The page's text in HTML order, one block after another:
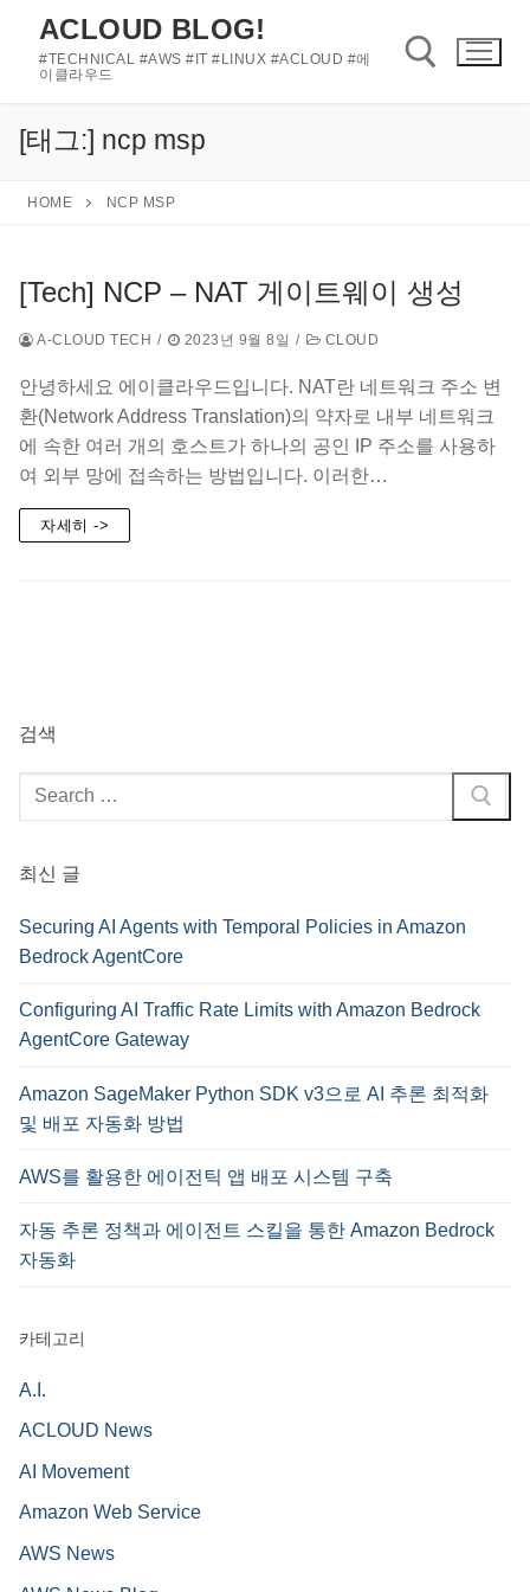
ACLOUD BLOG!
#TECHNICAL #AWS #IT #LINUX #ACLOUD #에
이클라우드
검색 :
[태그:] ncp msp
HOME NCP MSP
[Tech] NCP – NAT 게이트웨이 생성
A-CLOUD TECH / 2023년 9월 8일 / CLOUD
안녕하세요 에이클라우드입니다. NAT란 네트워크 주소 변
환(Network Address Translation)의 약자로 내부 네트워크
에 속한 여러 개의 호스트가 하나의 공인 IP 주소를 사용하
여 외부 망에 접속하는 방법입니다. 이러한…
자세히 ->
검색
검
색
최신 글
Securing AI Agents with Temporal Policies in Amazon
Bedrock AgentCore
Configuring AI Traffic Rate Limits with Amazon Bedrock
AgentCore Gateway
Amazon SageMaker Python SDK v3으로 AI 추론 최적화
및 배포 자동화 방법
AWS를 활용한 에이전틱 앱 배포 시스템 구축
자동 추론 정책과 에이전트 스킬을 통한 Amazon Bedrock
자동화
카테고리
A.I.
ACLOUD News
AI Movement
Amazon Web Service
AWS News